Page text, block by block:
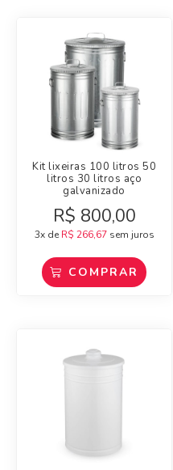
Kit lixeiras 100 litros 50
litros 30 litros aço
galvanizado
R$ 800,00
3x de R$ 266,67sem juros
COMPRAR